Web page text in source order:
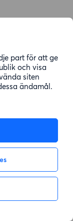
part för att ge
och visa
siten
ändamål.